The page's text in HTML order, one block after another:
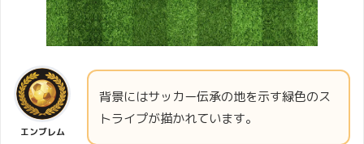
エンブレム
背景にはサッカー伝承の地を示す緑色のス
トライプが描かれています。